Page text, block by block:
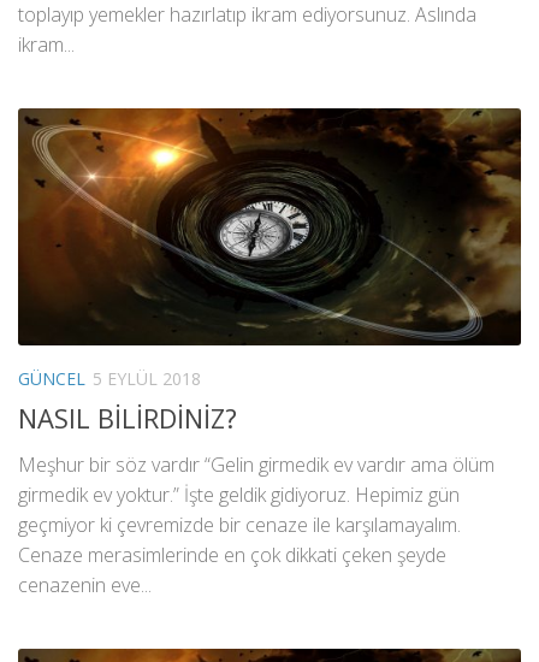
toplayıp yemekler hazırlatıp ikram ediyorsunuz. Aslında
ikram...
GÜNCEL 5 EYLÜL 2018
NASIL BİLİRDİNİZ?
Meşhur bir söz vardır “Gelin girmedik ev vardır ama ölüm
girmedik ev yoktur.” İşte geldik gidiyoruz. Hepimiz gün
geçmiyor ki çevremizde bir cenaze ile karşılamayalım.
Cenaze merasimlerinde en çok dikkati çeken şeyde
cenazenin eve...